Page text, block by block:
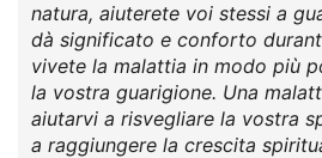
natura, aiuterete voi stessi a
dà significato e conforto
vivete la malattia in modo più
la vostra guarigione. Una
aiutarvi a risvegliare la vostra
a raggiungere la crescita